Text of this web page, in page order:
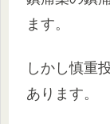
ます。
しかし慎重
あります。